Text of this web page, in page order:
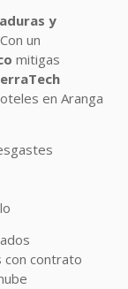
y
un
mitigas
en Aranga
con contrato